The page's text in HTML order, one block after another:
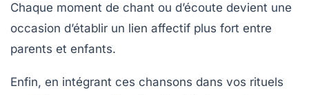
Chaque moment de chant ou d’écoute devient une
occasion d’établir un lien affectif plus fort entre
parents et enfants.
Enfin, en intégrant ces chansons dans vos rituels